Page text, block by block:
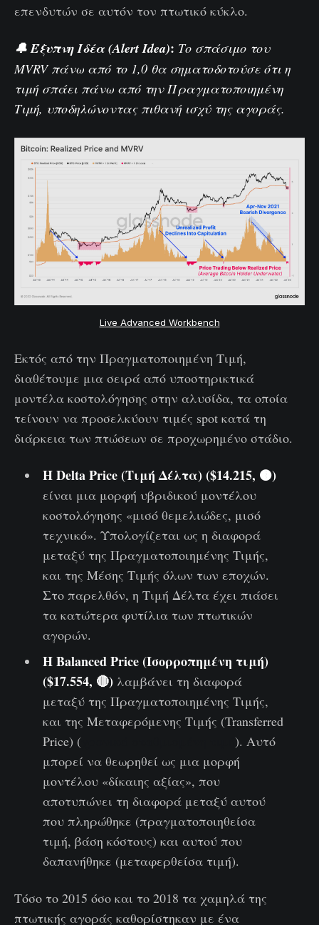
επενδυτών σε αυτόν τον πτωτικό κύκλο.
🔔 Έξυπνη Ιδέα (Alert Idea): Το σπάσιμο του
MVRVπάνω από το 1,0 θα σηματοδοτούσε ότι η
τιμή σπάει πάνω από την Πραγματοποιημένη
Τιμή, υποδηλώνοντας πιθανή ισχύ της αγοράς.
Live Advanced Workbench
Εκτός από την Πραγματοποιημένη Τιμή,
διαθέτουμε μια σειρά από υποστηρικτικά
μοντέλα κοστολόγησης στην αλυσίδα, τα οποία
τείνουν να προσελκύουν τιμές spot κατά τη
διάρκεια των πτώσεων σε προχωρημένο στάδιο.
Η Delta Price (Τιμή Δέλτα) ($14.215, 🟤)
είναι μια μορφή υβριδικού μοντέλου
κοστολόγησης «μισό θεμελιώδες, μισό
τεχνικό». Υπολογίζεται ως η διαφορά
μεταξύ της Πραγματοποιημένης Τιμής,
και της Μέσης Τιμής όλων των εποχών.
Στο παρελθόν, η Τιμή Δέλτα έχει πιάσει
τα κατώτερα φυτίλια των πτωτικών
αγορών.
Η Balanced Price (Ισορροπημένη τιμή)
($17.554, 🔴) λαμβάνει τη διαφορά
μεταξύ της Πραγματοποιημένης Τιμής,
και της Μεταφερόμενης Τιμής (Transferred
Price) (χρονικά σταθμισμένη τιμή ). Αυτό
μπορεί να θεωρηθεί ως μια μορφή
μοντέλου «δίκαιης αξίας», που
αποτυπώνει τη διαφορά μεταξύ αυτού
που πληρώθηκε (πραγματοποιηθείσα
τιμή, βάση κόστους) και αυτού που
δαπανήθηκε (μεταφερθείσα τιμή).
Τόσο το 2015 όσο και το 2018 τα χαμηλά της
πτωτικής αγοράς καθορίστηκαν με ένα